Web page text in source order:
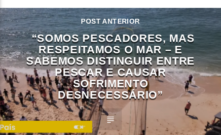
POST ANTERIOR
“SOMOS PESCADORES, MAS
RESPEITAMOS O MAR – E
SABEMOS DISTINGUIR ENTRE
PESCAR E CAUSAR
SOFRIMENTO
DESNECESSÁRIO”